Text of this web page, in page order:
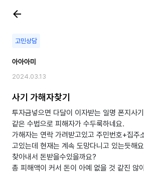
고민상담
아아아미
2024.03.13
사기 가해자찾기
투자금넣으면 다달이 이자받는 일명 폰지사기
같은 수법으로 피해자가 수두룩하네요.
가해자는 연락 가려받고있고 주민번호+집주
고있는데 현재는 계속 도망다니고 있는듯해요
찾아내서 돈받을수있을까요?
총 피해액이 커서 돈이 아예 없을 것 같진 않